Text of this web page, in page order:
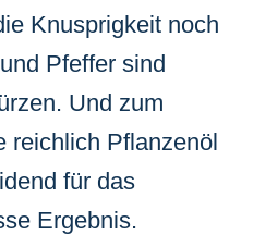
Knusprigkeit noch
Pfeffer sind
Und zum
reichlich Pflanzenöl
für das
Ergebnis.